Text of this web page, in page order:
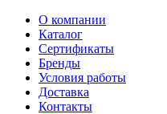
О компании
Каталог
Сертификаты
Бренды
Условия работы
Доставка
Контакты